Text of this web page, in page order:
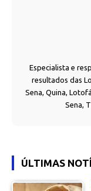
Especialista e
resultados das
Sena, Quina,
Sena,
ÚLTIMAS